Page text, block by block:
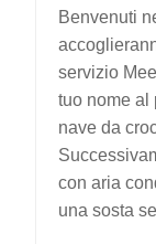
Benvenuti
servizio
tuo nome al
nave da
con aria
una sosta